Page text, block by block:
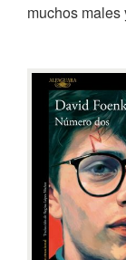
muchos males